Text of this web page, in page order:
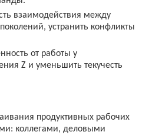
взаимодействия между
устранить конфликты
от работы у
Z и уменьшить текучесть
продуктивных рабочих
коллегами, деловыми